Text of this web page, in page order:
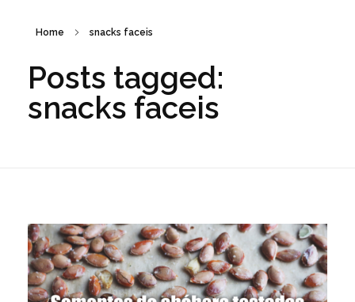
Home snacks faceis
Posts tagged:
snacks faceis